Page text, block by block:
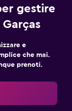
gestire
e
che mai.
prenoti.